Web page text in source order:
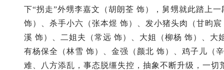
下“拐走”外甥李嘉文（胡朗荃 饰），舅甥就此踏上
饰）、杀手小六（张本煜 饰）、发小猪头肉（甘昀
溪 饰）、二姐夫（常远 饰）、大姐（柳杨 饰）、大
有杨保全（林雪 饰）、金强（颜北 饰）、鸡子儿（
难、八方添乱，事态脱缰失控，抽象不断升级，一